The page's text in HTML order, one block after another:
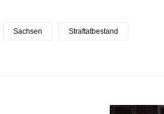
Sachsen Straftatbestand